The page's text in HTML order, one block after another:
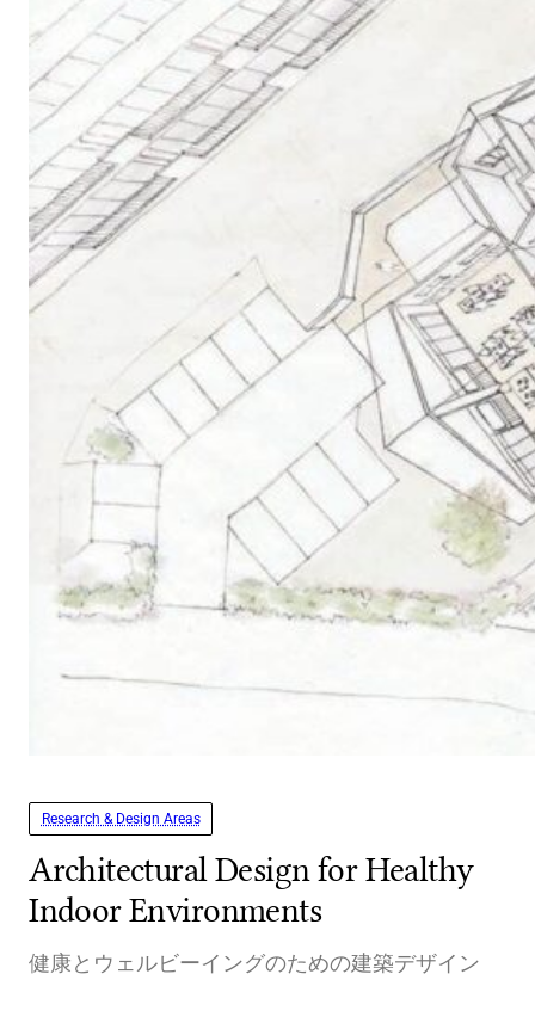
Research & Design Areas
Architectural Design for Healthy
Indoor Environments
健康とウェルビーイングのための建築デザイン